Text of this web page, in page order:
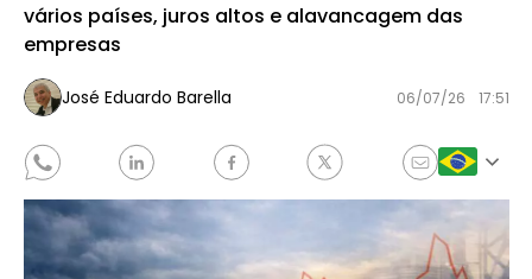
vários países, juros altos e alavancagem das
empresas
José Eduardo Barella 06/07/26 17:51